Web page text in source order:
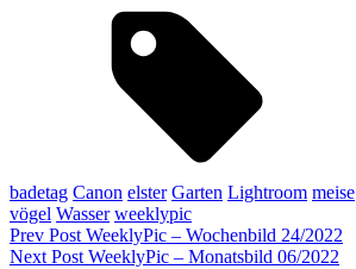
badetag Canon elster Garten Lightroom meise
vögel Wasser weeklypic
Beitragsnavigation
Previous
Post
Prev Post WeeklyPic – Wochenbild 24/2022
Next
Next Post WeeklyPic – Monatsbild 06/2022